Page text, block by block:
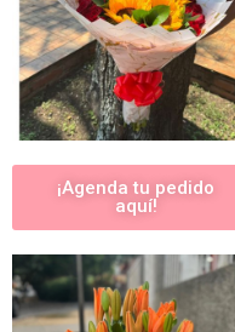
¡Agenda tu pedido
aquí!